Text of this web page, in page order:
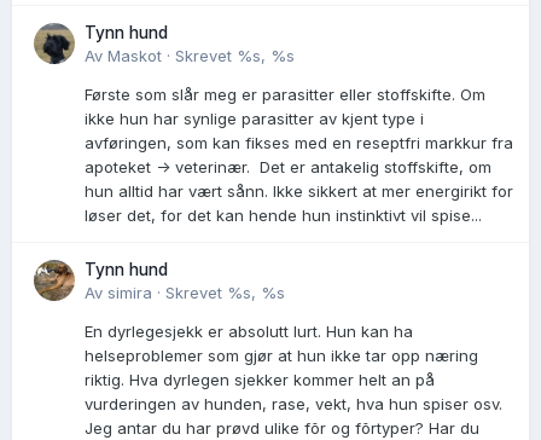
Tynn hund
Av Maskot · Skrevet %s, %s
Første som slår meg er parasitter eller stoffskifte. Om
ikke hun har synlige parasitter av kjent type i
avføringen, som kan fikses med en reseptfri markkur fra
apoteket -> veterinær. Det er antakelig stoffskifte, om
hun alltid har vært sånn. Ikke sikkert at mer energirikt for
løser det, for det kan hende hun instinktivt vil spise...
Tynn hund
Av simira · Skrevet %s, %s
En dyrlegesjekk er absolutt lurt. Hun kan ha
helseproblemer som gjør at hun ikke tar opp næring
riktig. Hva dyrlegen sjekker kommer helt an på
vurderingen av hunden, rase, vekt, hva hun spiser osv.
Jeg antar du har prøvd ulike fõr og fõrtyper? Har du